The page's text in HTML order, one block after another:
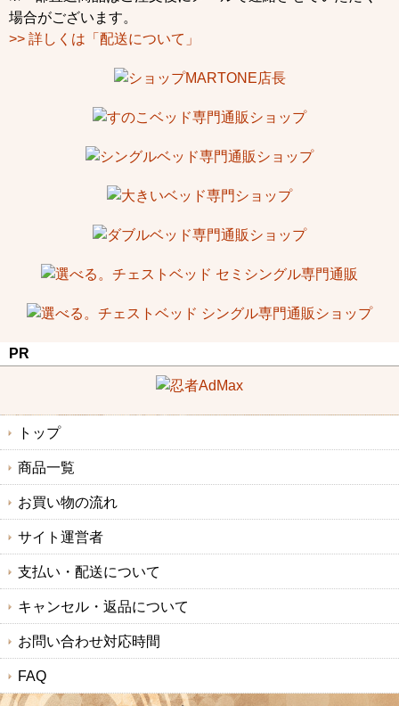
場合がございます。
>> 詳しくは「配送について」
PR
トップ
商品一覧
お買い物の流れ
サイト運営者
支払い・配送について
キャンセル・返品について
お問い合わせ対応時間
FAQ